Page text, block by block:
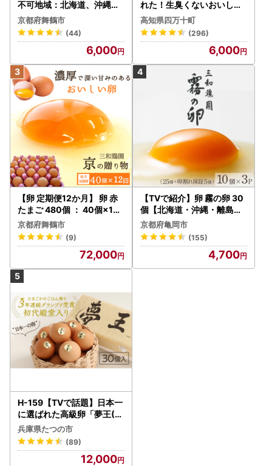
不可地域：北海道、沖縄、
離島】
京都府舞鶴市
(44)
6,000
れた！生臭くないおいしい
卵 6個入×5P たまご ／Gbn
-A03
高知県四万十町
(296)
6,000
【卵 定期便12か月】 卵 赤
たまご 480個 ： 40個×12
回 【配送不可地域：北海道
、沖縄、離島】
京都府舞鶴市
(9)
72,000
【TVで紹介】卵 霧の卵 30
個【北海道・沖縄・離島配
送不可】
京都府亀岡市
(155)
4,700
H-159【TVで話題】日本一
に選ばれた高級卵「夢王(3
0個）」たまごかけごはん
祭り3年連続グランプリ受
賞！
兵庫県たつの市
(89)
12,000